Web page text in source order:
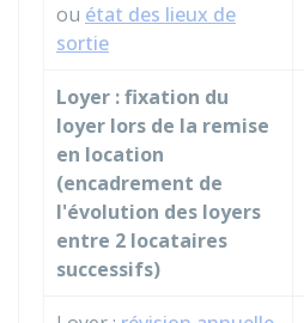
ou état des lieux de
sortie
Loyer : fixation du
loyer lors de la remise
en location
(encadrement de
l'évolution des loyers
entre 2 locataires
successifs)